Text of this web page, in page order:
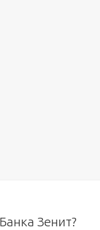
Зенит?